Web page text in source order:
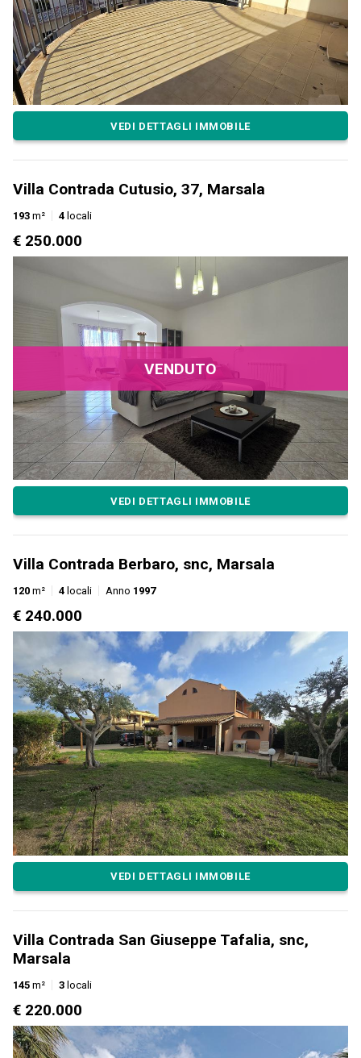
VEDI DETTAGLI IMMOBILE
Villa Contrada Cutusio, 37, Marsala
193 m² 4 locali
€ 250.000
VENDUTO
VEDI DETTAGLI IMMOBILE
Villa Contrada Berbaro, snc, Marsala
120 m² 4 locali Anno 1997
€ 240.000
VEDI DETTAGLI IMMOBILE
Villa Contrada San Giuseppe Tafalia, snc,
Marsala
145 m² 3 locali
€ 220.000